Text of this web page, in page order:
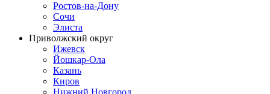
Ростов-на-Дону
Сочи
Элиста
Приволжский округ
Ижевск
Йошкар-Ола
Казань
Киров
Нижний Новгород